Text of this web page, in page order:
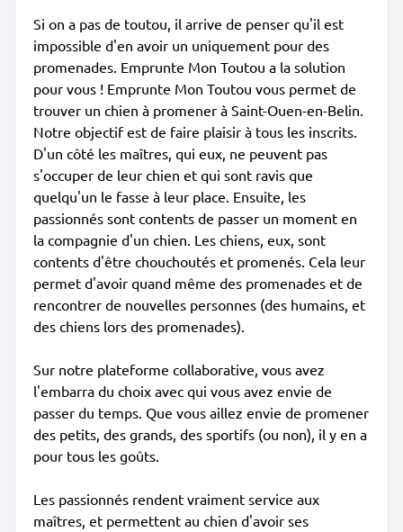
Si on a pas de toutou, il arrive de penser qu'il est
impossible d'en avoir un uniquement pour des
promenades. Emprunte Mon Toutou a la solution
pour vous ! Emprunte Mon Toutou vous permet de
trouver un chien à promener à Saint-Ouen-en-Belin.
Notre objectif est de faire plaisir à tous les inscrits.
D'un côté les maîtres, qui eux, ne peuvent pas
s'occuper de leur chien et qui sont ravis que
quelqu'un le fasse à leur place. Ensuite, les
passionnés sont contents de passer un moment en
la compagnie d'un chien. Les chiens, eux, sont
contents d'être chouchoutés et promenés. Cela leur
permet d'avoir quand même des promenades et de
rencontrer de nouvelles personnes (des humains, et
des chiens lors des promenades).
Sur notre plateforme collaborative, vous avez
l'embarra du choix avec qui vous avez envie de
passer du temps. Que vous aillez envie de promener
des petits, des grands, des sportifs (ou non), il y en a
pour tous les goûts.
Les passionnés rendent vraiment service aux
maîtres, et permettent au chien d'avoir ses